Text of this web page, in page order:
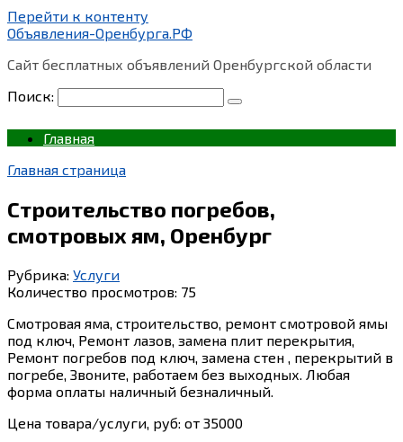
Перейти к контенту
Объявления-Оренбурга.РФ
Сайт бесплатных объявлений Оренбургской области
Поиск:
Главная
Главная страница
Строительство погребов,
смотровых ям, Оренбург
Рубрика: Услуги
Количество просмотров: 75
Смотровая яма, строительство, ремонт смотровой ямы
под ключ, Ремонт лазов, замена плит перекрытия,
Ремонт погребов под ключ, замена стен , перекрытий в
погребе, Звоните, работаем без выходных. Любая
форма оплаты наличный безналичный.
Цена товара/услуги, руб: от 35000